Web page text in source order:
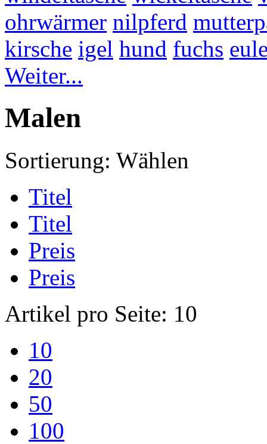
ohrwärmer nilpferd
kirsche igel hund fuchs
Weiter...
Malen
Sortierung: Wählen
Titel
Titel
Preis
Preis
Artikel pro Seite: 10
10
20
50
100